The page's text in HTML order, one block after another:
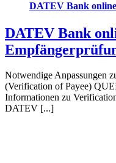
DATEV Bank
DATEV Bank
Notwendige Anpassungen
(Verification of Payee)
Informationen zu
DATEV [...]